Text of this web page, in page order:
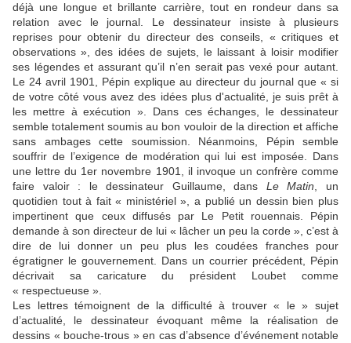
déjà une longue et brillante carrière, tout en rondeur dans sa
relation avec le journal. Le dessinateur insiste à plusieurs
reprises pour obtenir du directeur des conseils, « critiques et
observations », des idées de sujets, le laissant à loisir modifier
ses légendes et assurant qu’il n’en serait pas vexé pour autant.
Le 24 avril 1901, Pépin explique au directeur du journal que « si
de votre côté vous avez des idées plus d'actualité, je suis prêt à
les mettre à exécution ». Dans ces échanges, le dessinateur
semble totalement soumis au bon vouloir de la direction et affiche
sans ambages cette soumission. Néanmoins, Pépin semble
souffrir de l’exigence de modération qui lui est imposée. Dans
une lettre du 1er novembre 1901, il invoque un confrère comme
faire valoir : le dessinateur Guillaume, dans Le Matin , un
quotidien tout à fait « ministériel », a publié un dessin bien plus
impertinent que ceux diffusés par Le Petit rouennais. Pépin
demande à son directeur de lui « lâcher un peu la corde », c’est à
dire de lui donner un peu plus les coudées franches pour
égratigner le gouvernement. Dans un courrier précédent, Pépin
décrivait sa caricature du président Loubet comme
« respectueuse ».
Les lettres témoignent de la difficulté à trouver « le » sujet
d’actualité, le dessinateur évoquant même la réalisation de
dessins « bouche-trous » en cas d’absence d’événement notable